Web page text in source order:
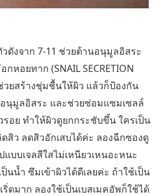
ดังจาก 7-11 ช่วยต้านอนุมูลอิสระ
กหอยทาก (SNAIL SECRETION
ช่วยสร้างชุ่มชื้นให้ผิว แล้วก็ป้องกัน
นุมูลอิสระ และช่วยซ่อมแซมเซลล์
รอย ทำให้ผิวดูยกกระชับขึ้น ใครเป็น
สิว ลดสิวอักเสบได้ค่ะ ลองฉีกซองดู
แบบเจลสีใสไม่เหนียวเหนอะหนะ
นน้ำ ซึมเข้าผิวได้ดีเลยค่ะ ถ้าใช้เป็น
ดมาก ลองใช้เป็นเบสเมคอัพก็ใช้ได้